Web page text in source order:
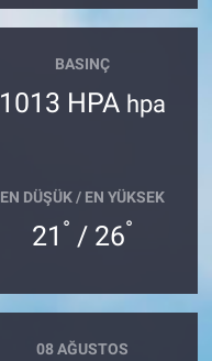
BASINÇ
1013 HPA hpa
EN DÜŞÜK / EN YÜKSEK
21 ° / 26°
08 AĞUSTOS